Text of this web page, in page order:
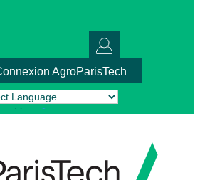
AgroParisTech
by Translate